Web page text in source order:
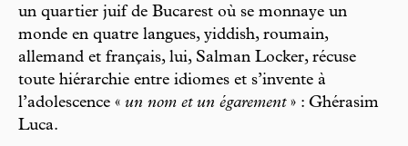
un quartier juif de Bucarest où se monnaye un
monde en quatre langues, yiddish, roumain,
allemand et français, lui, Salman Locker, récuse
toute hiérarchie entre idiomes et s’invente à
l’adolescence « un nom et un égarement» : Ghérasim
Luca.